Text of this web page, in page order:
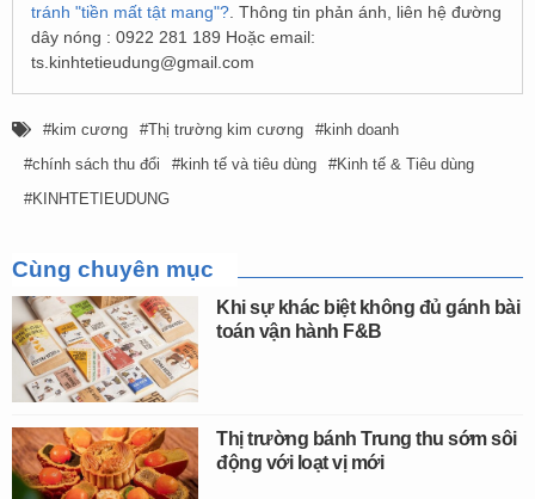
tránh "tiền mất tật mang"?. Thông tin phản ánh, liên hệ đường
dây nóng : 0922 281 189 Hoặc email:
ts.kinhtetieudung@gmail.com
kim cương Thị trường kim cương
kinh doanh
chính sách thu đổi
kinh tế và tiêu dùng
Kinh tế & Tiêu dùng
KINHTETIEUDUNG
Cùng chuyên mục
Khi sự khác biệt không đủ gánh bài
toán vận hành F&B
Thị trường bánh Trung thu sớm sôi
động với loạt vị mới